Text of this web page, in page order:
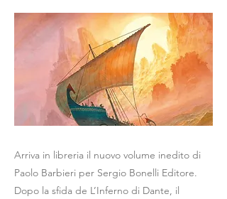
Arriva in libreria il nuovo volume inedito di
Paolo Barbieri per Sergio Bonelli Editore.
Dopo la sfida de L’Inferno di Dante, il